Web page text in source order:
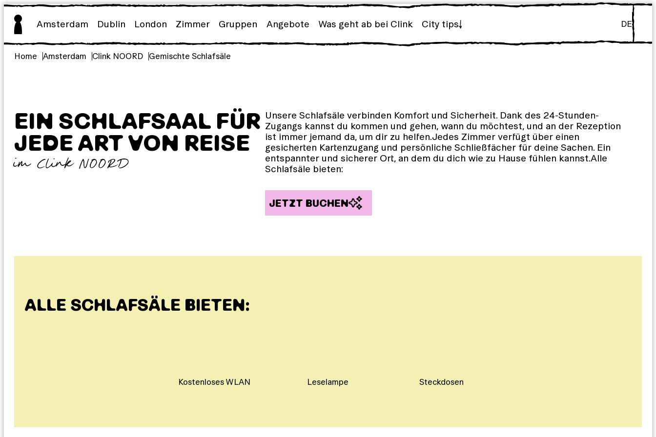
Zum
Inhalt
springen
Amsterdam Dublin London Zimmer Gruppen Angebote Was geht ab bei Clink City tips DE
Home Amsterdam Clink NOORD Gemischte Schlafsäle
EIN SCHLAFSAAL FÜR
JEDE ART VON REISE
im Clink NOORD
Unsere Schlafsäle verbinden Komfort und Sicherheit. Dank des 24-Stunden-
Zugangs kannst du kommen und gehen, wann du möchtest, und an der Rezeption
ist immer jemand da, um dir zu helfen.Jedes Zimmer verfügt über einen
gesicherten Kartenzugang und persönliche Schließfächer für deine Sachen. Ein
entspannter und sicherer Ort, an dem du dich wie zu Hause fühlen kannst.Alle
Schlafsäle bieten:
JETZT BUCHEN
ALLE SCHLAFSÄLE BIETEN:
Kostenloses WLAN Leselampe Steckdosen